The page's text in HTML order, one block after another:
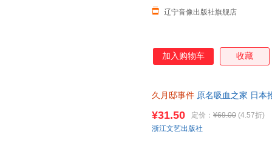
辽宁音像出版社旗舰店
加入购物车 收藏
久月邸事件 原名吸血之家 日本
在线客服有优惠
¥31.50 定价： ¥69.00 (4.57折)
浙江文艺出版社